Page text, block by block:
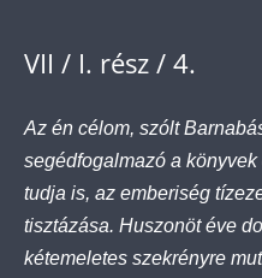
VII / I. rész / 4.
Az én célom, szólt
segédfogalmazó a
tudja is, az emberiség
tisztázása. Huszonöt éve
kétemeletes szekrényre